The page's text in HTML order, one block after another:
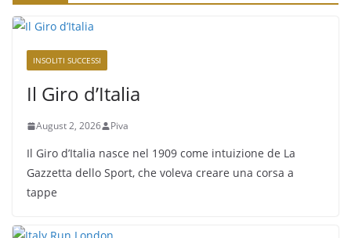
INSOLITI SUCCESSI
Il Giro d’Italia
August 2, 2026 Piva
Il Giro d’Italia nasce nel 1909 come intuizione de La
Gazzetta dello Sport, che voleva creare una corsa a
tappe